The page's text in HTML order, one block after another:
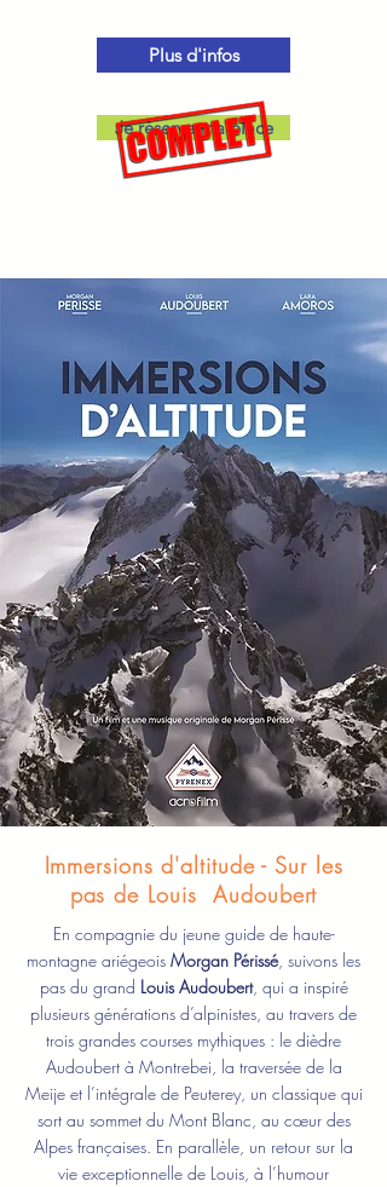
Plus d'infos
Je réserve ma place
Immersions d'altitude - Sur les
pas de Louis Audoubert
En compagnie du jeune guide de haute-
montagne ariégeois Morgan Périssé, suivons les
pas du grand Louis Audoubert, qui a inspiré
plusieurs générations d’alpinistes, au travers de
trois grandes courses mythiques : le dièdre
Audoubert à Montrebei, la traversée de la
Meije et l’intégrale de Peuterey, un classique qui
sort au sommet du Mont Blanc, au cœur des
Alpes françaises. En parallèle, un retour sur la
vie exceptionnelle de Louis, à l’humour